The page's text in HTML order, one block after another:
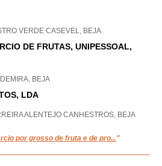
VERDE CASEVEL, BEJA
DE FRUTAS, UNIPESSOAL,
BEJA
LDA
ALENTEJO CANHESTROS, BEJA
por grosso de fruta e de pro..."